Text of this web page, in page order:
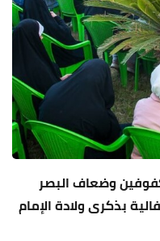
وضعاف البصر
بذكرى ولادة الإمام